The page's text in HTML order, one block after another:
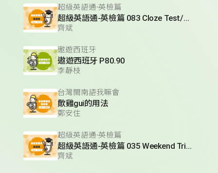
超級英語通-英檢篇
超級英語通-英檢篇 083 Cloze Test/段落填空-13
齊斌
遨遊西班牙
遨遊西班牙 P80.90
李靜枝
台灣閩南語我嘛會
歕雞gui的用法
鄭安住
超級英語通-英檢篇
超級英語通-英檢篇 035 Weekend Trip- 週末旅遊
齊斌